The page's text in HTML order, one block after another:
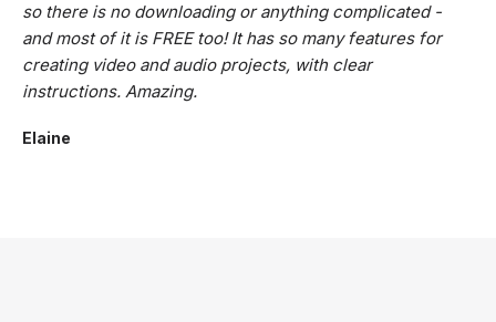
so there is no downloading or anything complicated -
and most of it is FREE too! It has so many features for
creating video and audio projects, with clear
instructions. Amazing.
Elaine